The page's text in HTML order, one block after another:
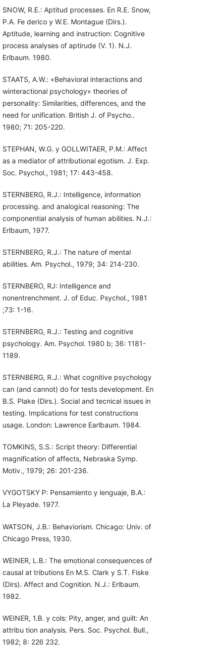
SNOW, R.E.: Aptitud processes. En R.E. Snow,
P.A. Fe derico y W.E. Montague (Dirs.).
Aptitude, learning and instruction: Cognitive
process analyses of aptirude (V. 1). N.J.
Erlbaum. 1980.
STAATS, A.W.: «Behavioral interactions and
winteractional psychology» theories of
personality: Similarities, differences, and the
need for unification. British J. of Psycho..
1980; 71: 205-220.
STEPHAN, W.G. y GOLLWITAER, P.M.: Affect
as a mediator of attributional egotism. J. Exp.
Soc. Psychol., 1981; 17: 443-458.
STERNBERG, R.J.: Intelligence, information
processing. and analogical reasoning: The
componential analysis of human abilities. N.J.:
Erlbaum, 1977.
STERNBERG, R.J.: The nature of mental
abilities. Am. Psychol., 1979; 34: 214-230.
STERNBERO, RJ: Intelligence and
nonentrenchment. J. of Educ. Psychol., 1981
;73: 1-16.
STERNBERG, R.J.: Testing and cognitive
psychology. Am. Psychol. 1980 b; 36: 1181-
1189.
STERNBERG, R.J.: What cognitive psychology
can (and cannot) do for tests development. En
B.S. Plake (Dirs.). Social and tecnical issues in
testing. Implications for test constructions
usage. London: Lawrence Earlbaum. 1984.
TOMKINS, S.S.: Script theory: Differential
magnification of affects, Nebraska Symp.
Motiv., 1979; 26: 201-236.
VYGOTSKY P: Pensamiento y lenguaje, B.A.:
La Pleyade. 1977.
WATSON, J.B.: Behaviorism. Chicago: Univ. of
Chicago Press, 1930.
WEINER, L.B.: The emotional consequences of
causal at tributions En M.S. Clark y S.T. Fiske
(Dirs). Affect and Cognition. N.J.: Erlbaum.
1982.
WEINER, 1.B. y cols: Pity, anger, and guilt: An
attribu tion analysis. Pers. Soc. Psychol. Bull.,
1982; 8: 226 232.